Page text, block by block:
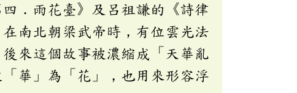
．雨花臺》及呂祖謙的《詩律
南北朝梁武帝時，有位雲光法
來這個故事被濃縮成「天華亂
華」為「花」，也用來形容浮